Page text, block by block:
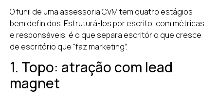
O funil de uma assessoria CVM tem quatro estágios
bem definidos. Estruturá-los por escrito, com métricas
e responsáveis, é o que separa escritório que cresce
de escritório que “faz marketing”.
1. Topo: atração com lead
magnet